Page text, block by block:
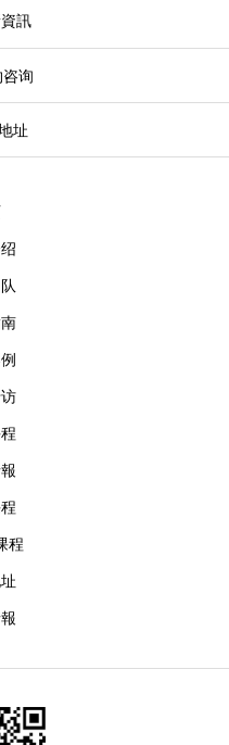
訊
询
址
程